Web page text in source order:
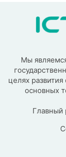
Мы
целях
основных
Главный